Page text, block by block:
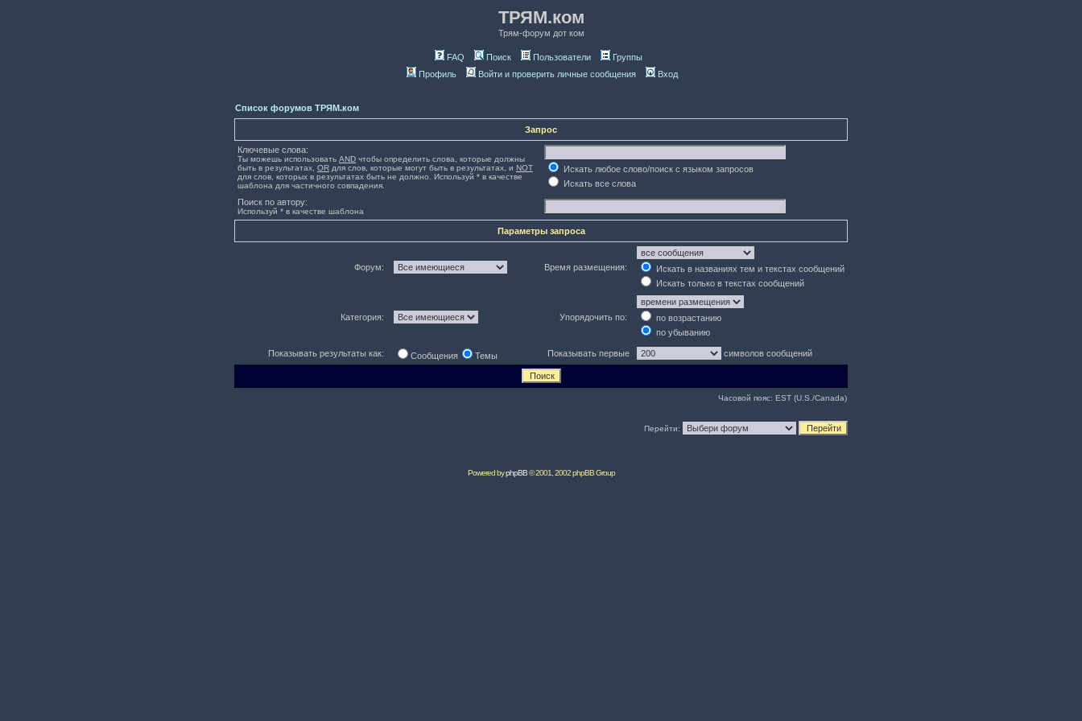
ТРЯМ.ком
Трям-форум дот ком
FAQ Поиск Пользователи
Группы
Профиль
Войти и проверить личные сообщения Вход
Список форумов ТРЯМ.ком
Запрос
Ключевые слова:
Ты можешь использовать AND чтобы определить слова, которые должны
быть в результатах, OR для слов, которые могут быть в результатах, и NOT
для слов, которых в результатах быть не должно. Используй * в качестве
шаблона для частичного совпадения.
Искать любое слово/поиск с языком запросов
Искать все слова
Поиск по автору:
Используй * в качестве шаблона
Параметры запроса
Форум: Время размещения:
Искать в названиях тем и текстах сообщений
Искать только в текстах сообщений
Категория: Упорядочить по:
по возрастанию
по убыванию
Показывать результаты как: Сообщения Темы Показывать первые символов сообщений
Часовой пояс: EST (U.S./Canada)
Перейти:
Powered byphpBB© 2001, 2002 phpBB Group